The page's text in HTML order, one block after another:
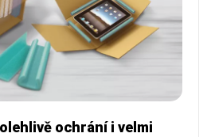
ochrání i velmi